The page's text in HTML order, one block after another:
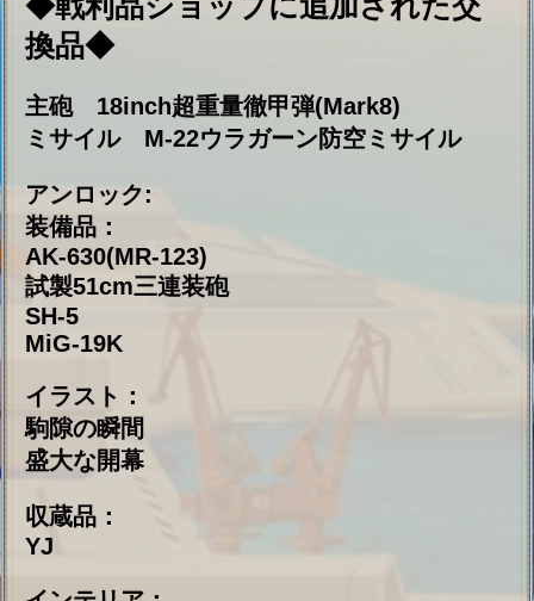
盛大な開幕
収蔵品：
インテリア：
卓上戦記
盾持ちの槍兵
星明かりタロット
ブルースペクター
特殊なシャーレ
◆衣装セール◆
7月3日日14:00～2026年7月19日13:59
※セール内容は開始後ゲーム内にてご確認く
ださい
◆期間限定販売◆
1. 戦利品イベントの指輪セット
時間：7月3日日14:00～7月19日13:59
価格：1000ダイヤ